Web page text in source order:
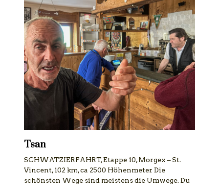
Tsan
SCHWATZIERFAHRT, Etappe 10, Morgex – St.
Vincent, 102 km, ca 2500 Höhenmeter Die
schönsten Wege sind meistens die Umwege. Du